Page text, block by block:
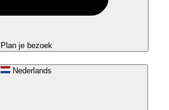
Plan je bezoek
Nederlands